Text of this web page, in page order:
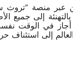
عبر منصة “تروث
إلى جميع
في الوقت نفسه
إلى استئناف